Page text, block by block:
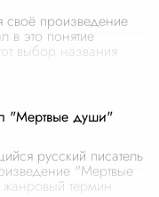
своё произведение
это понятие
выбор названия
"Мертвые души"
русский писатель
"Мертвые
термин